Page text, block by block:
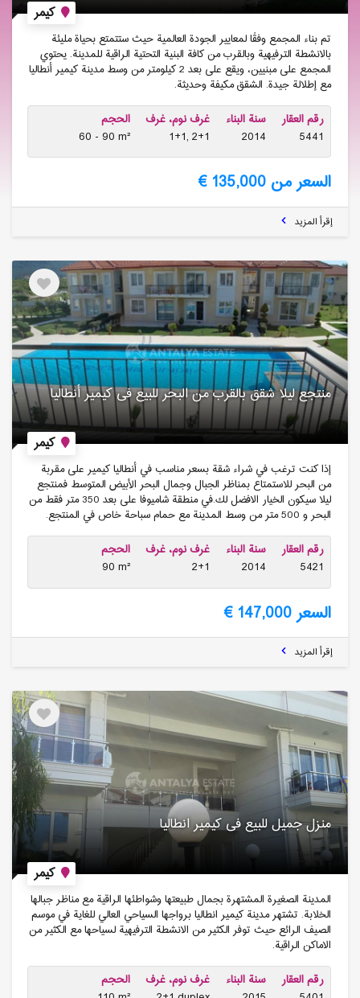
كيمر
تم بناء المجمع وفقًا لمعايير الجودة العالمية حيث ستتمتع بحياة مليئة
بالانشطة الترفيهية وبالقرب من كافة البنية التحتية الراقية للمدينة. يحتوي
المجمع على مبنيين، ويقع على بعد 2 كيلومتر من وسط مدينة كيمير أنطاليا
مع إطلالة جيدة. الشقق مكيفة وحديثة.
رقم العقار
5441
سنة البناء
2014
غرف نوم، غرف
1+1, 2+1
الحجم
60 - 90 m²
السعر من 135,000 €
إقرأ المزيد
منتجع لیلا شقق بالقرب من البحر للبیع فی كیمیر أنطالیا
كيمر
إذا كنت ترغب في شراء شقة بسعر مناسب في أنطاليا كيمير على مقربة
من البحر للاستمتاع بمناظر الجبال وجمال البحر الأبيض المتوسط فمنتجع
ليلا سيكون الخيار الافضل لك.في منطقة شاميوفا على بعد 350 متر فقط من
البحر و 500 متر من وسط المدينة مع حمام سباحة خاص في المنتجع.
رقم العقار
5421
سنة البناء
2014
غرف نوم، غرف
2+1
الحجم
90 m²
السعر 147,000 €
إقرأ المزيد
منزل جمیل للبیع فی كیمیر انطالیا
كيمر
المدينة الصغيرة المشتهرة بجمال طبيعتها وشواطئها الراقية مع مناظر جبالها
الخلابة. تشتهر مدينة كيمير انطاليا برواجها السياحي العالي للغاية في موسم
الصيف الرائع حيث توفر الكثير من الانشطة الترفيهية لسياحها مع الكثير من
الاماكن الراقية.
رقم العقار
سنة البناء
غرف نوم، غرف
الحجم